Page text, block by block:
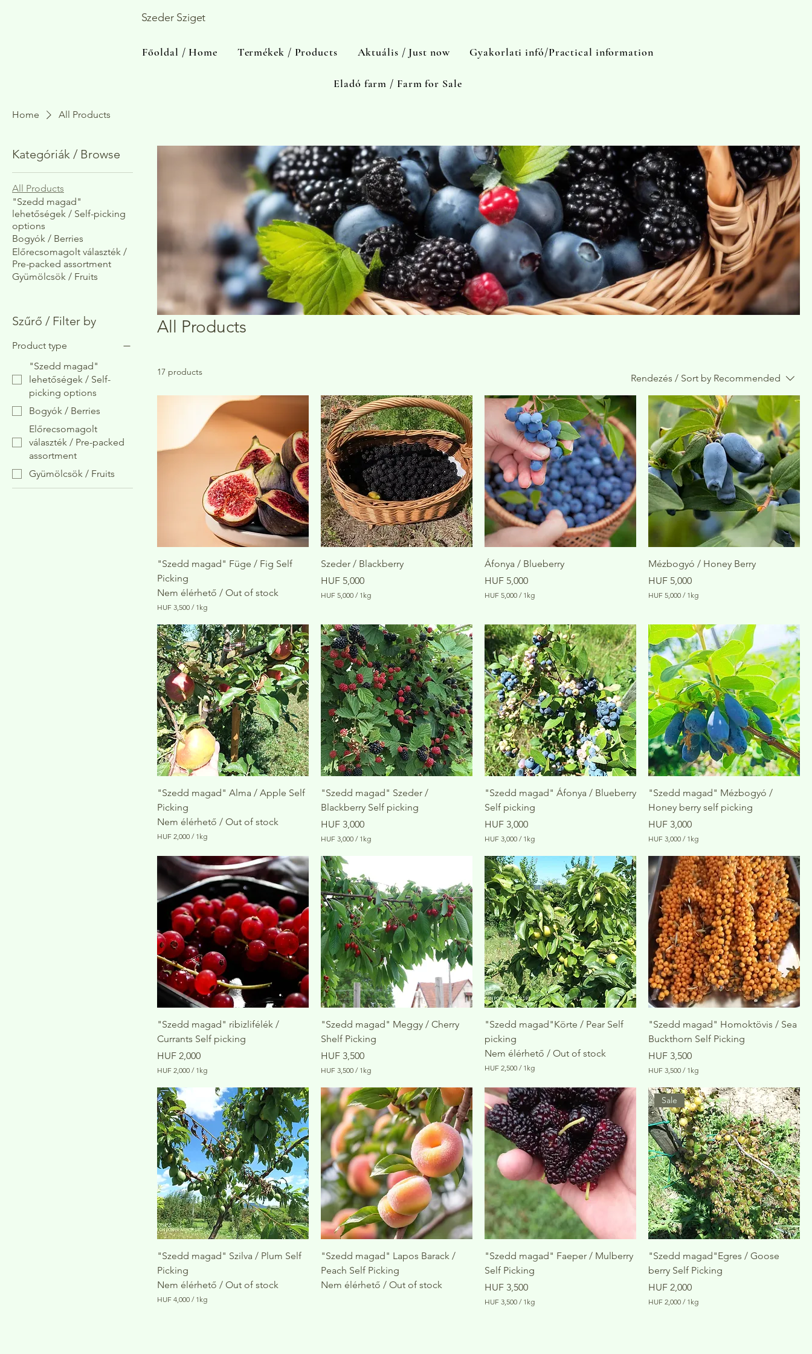
Szeder Sziget
Főoldal / Home Termékek / Products Aktuális / Just now Gyakorlati infó/Practical information
Eladó farm / Farm for Sale
Home All Products
Kategóriák / Browse
All Products
"Szedd magad"
lehetőségek / Self-picking
options
Bogyók / Berries
Előrecsomagolt választék /
Pre-packed assortment
Gyümölcsök / Fruits
Szűrő / Filter by
Product type
"Szedd magad"
lehetőségek / Self-
picking options
Bogyók / Berries
Előrecsomagolt
választék / Pre-packed
assortment
Gyümölcsök / Fruits
All Products
17 products
Rendezés / Sort by Recommended
"Szedd magad" Füge / Fig Self
Picking
Nem élérhető / Out of stock
HUF 3,500 / 1kg
U
F
3
,
5
0
0
p
e
r
1
K
i
l
o
r
m
Szeder / Blackberry
Price
HUF 5,000
HUF 5,000 / 1kg
F
5
,
0
0
0
p
e
r
1
K
i
l
o
g
r
a
m
Áfonya / Blueberry
Price
HUF 5,000
HUF 5,000 / 1kg
F
,
0
0
0
p
e
r
1
K
i
l
o
g
r
a
m
Mézbogyó / Honey Berry
Price
HUF 5,000
HUF 5,000 / 1kg
F
5
,
0
0
0
p
e
r
1
K
i
l
o
g
r
a
m
"Szedd magad" Alma / Apple Self
Picking
Nem élérhető / Out of stock
HUF 2,000 / 1kg
U
2
,
0
p
e
r
1
K
i
g
r
m
"Szedd magad" Szeder /
Blackberry Self picking
Price
HUF 3,000
HUF 3,000 / 1kg
U
F
3
,
0
0
0
p
e
r
1
K
i
l
o
r
m
"Szedd magad" Áfonya / Blueberry
Self picking
Price
HUF 3,000
HUF 3,000 / 1kg
U
F
3
,
0
0
0
p
e
r
1
K
i
l
o
r
m
"Szedd magad" Mézbogyó /
Honey berry self picking
Price
HUF 3,000
HUF 3,000 / 1kg
U
F
,
0
0
0
1
K
i
l
o
r
m
"Szedd magad" ribizlifélék /
Currants Self picking
Price
HUF 2,000
HUF 2,000 / 1kg
U
F
2
,
0
0
0
p
e
r
1
K
i
l
o
r
m
"Szedd magad" Meggy / Cherry
Shelf Picking
Price
HUF 3,500
HUF 3,500 / 1kg
U
F
3
5
p
e
r
1
K
l
o
r
m
"Szedd magad"Körte / Pear Self
picking
Nem élérhető / Out of stock
HUF 2,500 / 1kg
U
F
2
,
5
0
p
1
K
i
o
g
r
m
"Szedd magad" Homoktövis / Sea
Buckthorn Self Picking
Price
HUF 3,500
HUF 3,500 / 1kg
U
F
3
,
5
0
0
p
e
r
1
K
i
l
o
r
m
"Szedd magad" Szilva / Plum Self
Picking
Nem élérhető / Out of stock
HUF 4,000 / 1kg
"Szedd magad" Lapos Barack /
Peach Self Picking
Nem élérhető / Out of stock
"Szedd magad" Faeper / Mulberry
Self Picking
Price
HUF 3,500
HUF 3,500 / 1kg
Sale
"Szedd magad"Egres / Goose
berry Self Picking
Price
HUF 2,000
HUF 2,000 / 1kg